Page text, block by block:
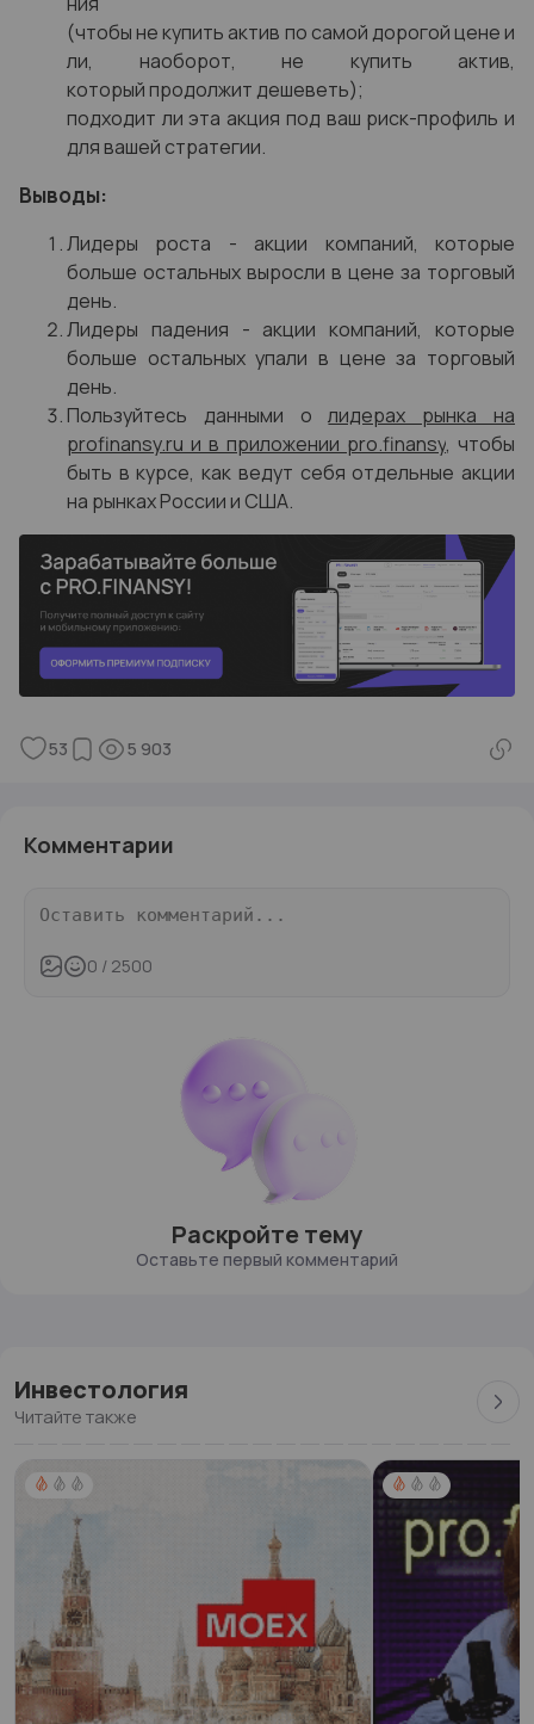
(чтобы не купить актив по самой дорогой цене и
ли, наоборот, не купить актив,
который продолжит дешеветь);
подходит ли эта акция под ваш риск-профиль и
для вашей стратегии.
Выводы:
Лидеры роста - акции компаний, которые
больше остальных выросли в цене за торговый
день.
Лидеры падения - акции компаний, которые
больше остальных упали в цене за торговый
день.
Пользуйтесь данными олидерах рынка на
profinansy.ru и в приложении pro.finansy, чтобы
быть в курсе, как ведут себя отдельные акции
на рынках России и США.
53 5 903
Комментарии
0 / 2500
Раскройте тему
Оставьте первый комментарий
Инвестология
Читайте также